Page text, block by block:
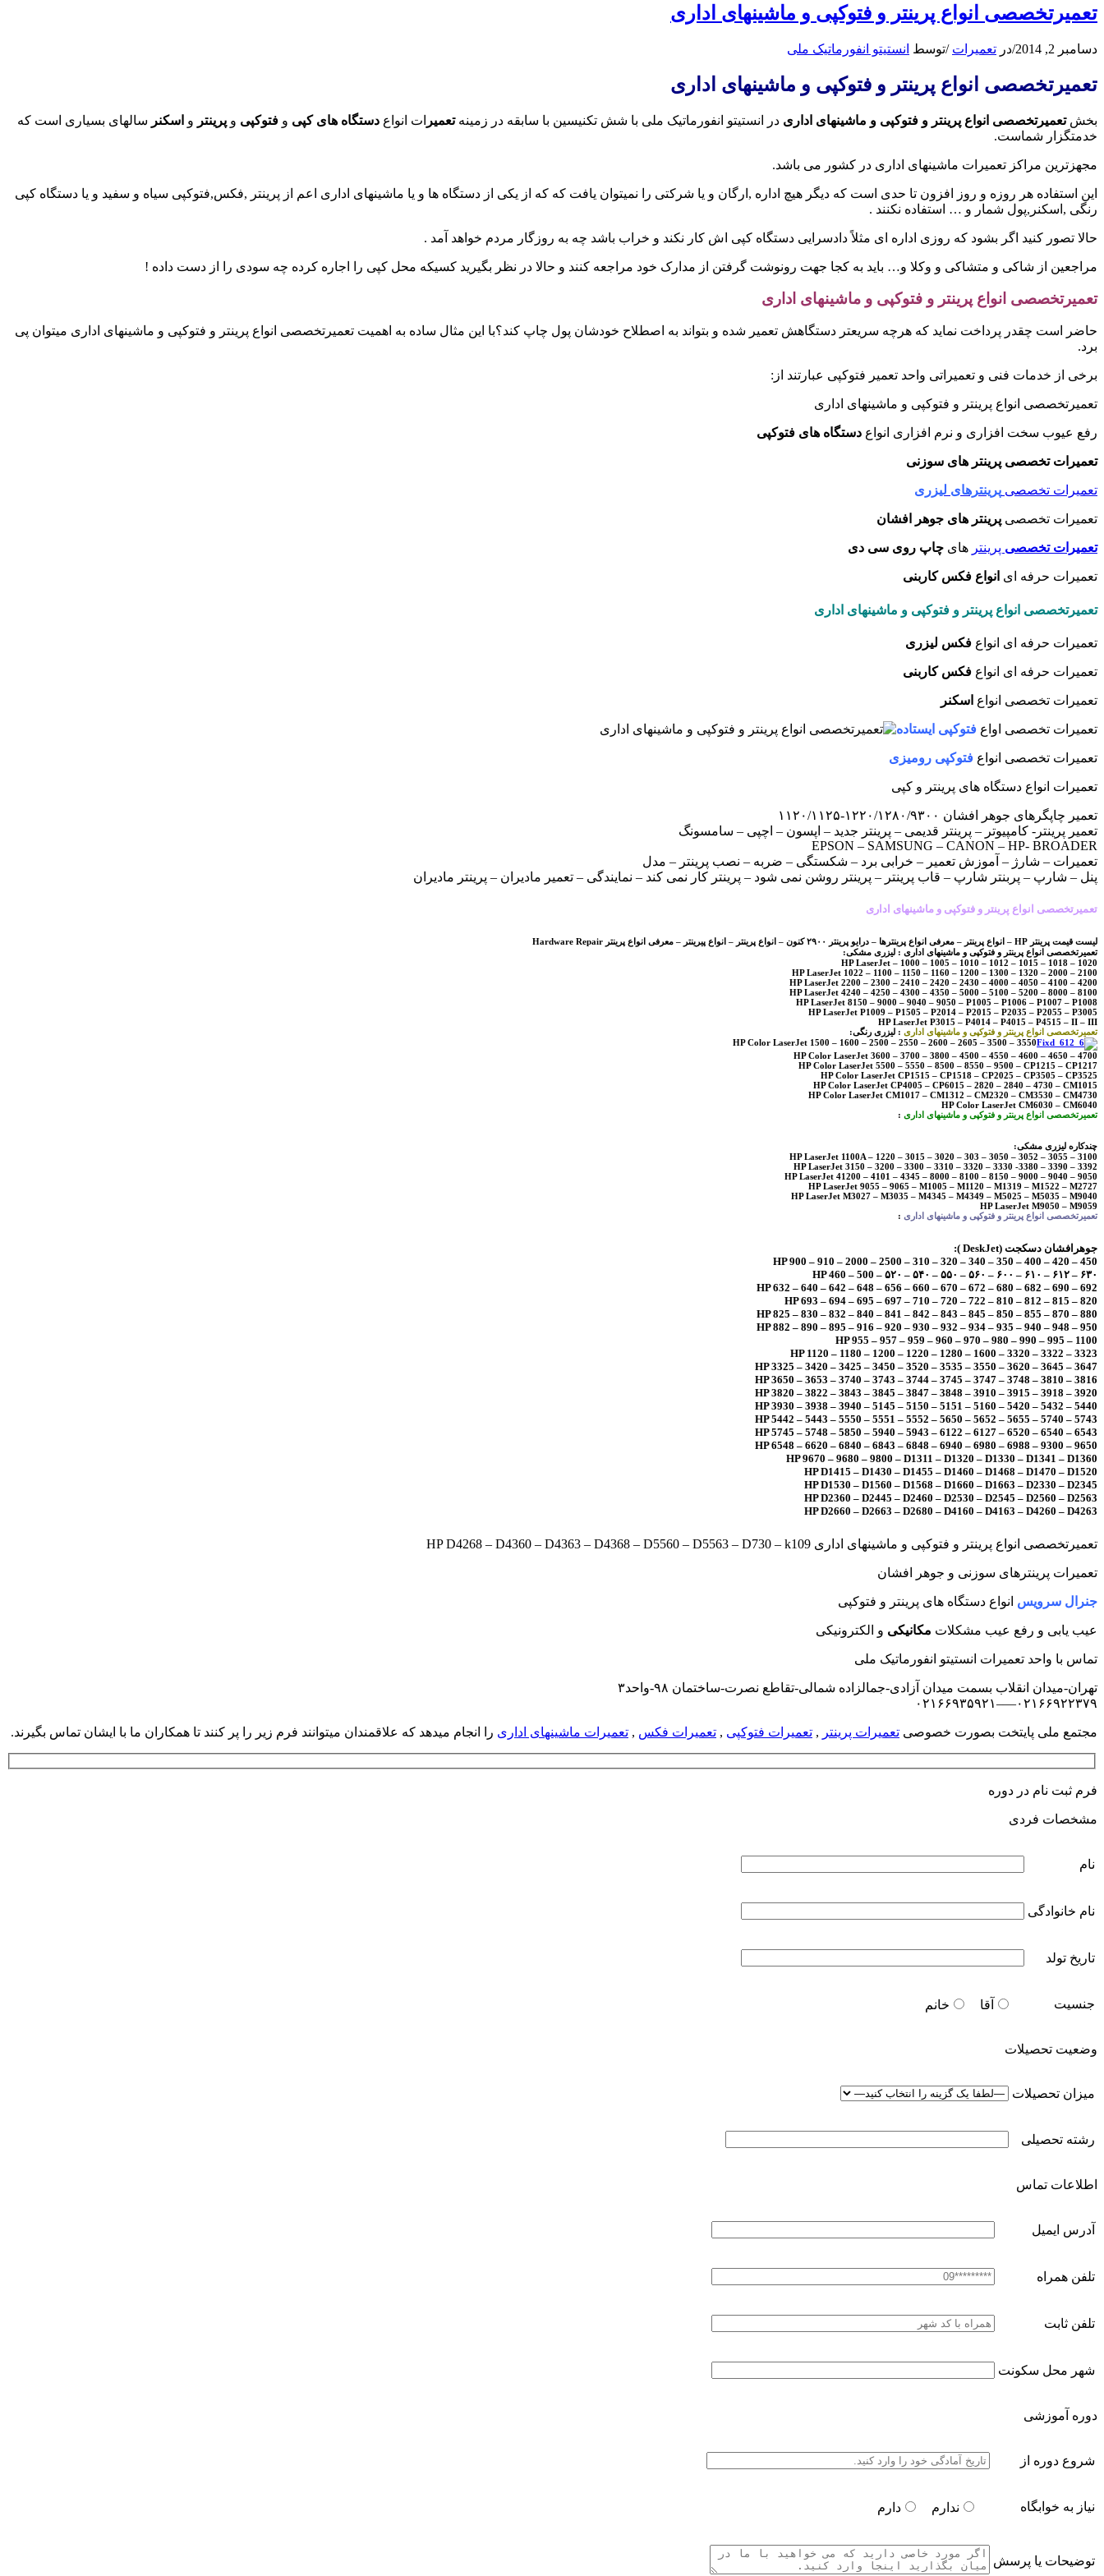
تعمیرتخصصی انواع پرینتر و فتوکپی و ماشینهای اداری
دسامبر 2, 2014 /در تعمیرات /توسط انستیتو انفورماتیک ملی
تعمیرتخصصی انواع پرینتر و فتوکپی و ماشینهای اداری
بخشتعمیرتخصصی انواع پرینتر و فتوکپی و ماشینهای اداری در انستیتو انفورماتیک ملی با شش تکنیسین با سابقه در زمینهتعمیر ات انواع دستگاه های کپی و فتوکپی و پرینتر و اسکنر سالهای بسیاری است که
خدمتگزار شماست.
مجهزترین مراکز تعمیرات ماشینهای اداری در کشور می باشد.
این استفاده هر روزه و روز افزون تا حدی است که دیگر هیچ اداره ,ارگان و یا شرکتی را نمیتوان یافت که که از یکی از دستگاه ها و یا ماشینهای اداری اعم از پرینتر ,فکس,فتوکپی سیاه و سفید و یا دستگاه کپی
رنگی ,اسکنر,پول شمار و … استفاده نکنند .
حالا تصور کنید اگر بشود که روزی اداره ای مثلاً دادسرایی دستگاه کپی اش کار نکند و خراب باشد چه به روزگار مردم خواهد آمد .
مراجعین از شاکی و متشاکی و وکلا و… باید به کجا جهت رونوشت گرفتن از مدارک خود مراجعه کنند و حالا در نظر بگیرید کسیکه محل کپی را اجاره کرده چه سودی را از دست داده !
تعمیرتخصصی انواع پرینتر و فتوکپی و ماشینهای اداری
حاضر است چقدر پرداخت نماید که هرچه سریعتر دستگاهش تعمیر شده و بتواند به اصطلاح خودشان پول چاپ کند؟با این مثال ساده به اهمیت تعمیرتخصصی انواع پرینتر و فتوکپی و ماشینهای اداری میتوان پی
برد.
برخی از خدمات فنی و تعمیراتی واحد تعمیر فتوکپی عبارتند از:
تعمیرتخصصی انواع پرینتر و فتوکپی و ماشینهای اداری
رفع عیوب سخت افزاری و نرم افزاری انواع دستگاه های فتوکپی
تعمیرات تخصصی پرینتر های سوزنی
تعمیرات تخصصی پرینترهای لیزری
تعمیرات تخصصی پرینتر های جوهر افشان
تعمیرات تخصصی پرینتر های چاپ روی سی دی
تعمیرات حرفه ای انواع فکس کاربنی
تعمیرتخصصی انواع پرینتر و فتوکپی و ماشینهای اداری
تعمیرات حرفه ای انواع فکس لیزری
تعمیرات حرفه ای انواع فکس کاربنی
تعمیرات تخصصی انواع اسکنر
تعمیرات تخصصی اواع فتوکپی ایستاده
تعمیرات تخصصی انواع فتوکپی رومیزی
تعمیرات انواع دستگاه های پرینتر و کپی
تعمیر چاپگرهای جوهر افشان ۱۲۲۰/۱۲۸۰/۹۳۰۰-۱۱۲۰/۱۱۲۵
تعمیر پرینتر- کامپیوتر – پرینتر قدیمی – پرینتر جدید – اپسون – اچپی – سامسونگ
EPSON – SAMSUNG – CANON – HP- BROADER
تعمیرات – شارژ – آموزش تعمیر – خرابی برد – شکستگی – ضربه – نصب پرینتر – مدل
پنل – شارپ – پربنتر شارپ – قاب پرینتر – پرینتر روشن نمی شود – پرینتر کار نمی کند – نمایندگی – تعمیر مادیران – پرینتر مادیران
تعمیرتخصصی انواع پرینتر و فتوکپی و ماشینهای اداری
لیست قیمت پرینتر HP – انواع پرینتر – معرفی انواع پرینترها – درایو پرینتر ۲۹۰۰ کنون – انواع پرینتر – انواع پیرینتر – معرفی انواع پرینتر Hardware Repair
تعمیرتخصصی انواع پرینتر و فتوکپی و ماشینهای اداری : لیزری مشکی:
HP LaserJet – 1000 – 1005 – 1010 – 1012 – 1015 – 1018 – 1020
HP LaserJet 1022 – 1100 – 1150 – 1160 – 1200 – 1300 – 1320 – 2000 – 2100
HP LaserJet 2200 – 2300 – 2410 – 2420 – 2430 – 4000 – 4050 – 4100 – 4200
HP LaserJet 4240 – 4250 – 4300 – 4350 – 5000 – 5100 – 5200 – 8000 – 8100
HP LaserJet 8150 – 9000 – 9040 – 9050 – P1005 – P1006 – P1007 – P1008
HP LaserJet P1009 – P1505 – P2014 – P2015 – P2035 – P2055 – P3005
HP LaserJet P3015 – P4014 – P4015 – P4515 – II – III
تعمیرتخصصی انواع پرینتر و فتوکپی و ماشینهای اداری : لیزری رنگی:
HP Color LaserJet 1500 – 1600 – 2500 – 2550 – 2600 – 2605 – 3500 – 3550
HP Color LaserJet 3600 – 3700 – 3800 – 4500 – 4550 – 4600 – 4650 – 4700
HP Color LaserJet 5500 – 5550 – 8500 – 8550 – 9500 – CP1215 – CP1217
HP Color LaserJet CP1515 – CP1518 – CP2025 – CP3505 – CP3525
HP Color LaserJet CP4005 – CP6015 – 2820 – 2840 – 4730 – CM1015
HP Color LaserJet CM1017 – CM1312 – CM2320 – CM3530 – CM4730
HP Color LaserJet CM6030 – CM6040
تعمیرتخصصی انواع پرینتر و فتوکپی و ماشینهای اداری :
چندکاره لیزری مشکی:
HP LaserJet 1100A – 1220 – 3015 – 3020 – 303 – 3050 – 3052 – 3055 – 3100
HP LaserJet 3150 – 3200 – 3300 – 3310 – 3320 – 3330 -3380 – 3390 – 3392
HP LaserJet 41200 – 4101 – 4345 – 8000 – 8100 – 8150 – 9000 – 9040 – 9050
HP LaserJet 9055 – 9065 – M1005 – M1120 – M1319 – M1522 – M2727
HP LaserJet M3027 – M3035 – M4345 – M4349 – M5025 – M5035 – M9040
HP LaserJet M9050 – M9059
تعمیرتخصصی انواع پرینتر و فتوکپی و ماشینهای اداری :
جوهرافشان دسکجت (DeskJet ):
HP 900 – 910 – 2000 – 2500 – 310 – 320 – 340 – 350 – 400 – 420 – 450
HP 460 – 500 – ۵۲۰ – ۵۴۰ – ۵۵۰ – ۵۶۰ – ۶۰۰ – ۶۱۰ – ۶۱۲ – ۶۳۰
HP 632 – 640 – 642 – 648 – 656 – 660 – 670 – 672 – 680 – 682 – 690 – 692
HP 693 – 694 – 695 – 697 – 710 – 720 – 722 – 810 – 812 – 815 – 820
HP 825 – 830 – 832 – 840 – 841 – 842 – 843 – 845 – 850 – 855 – 870 – 880
HP 882 – 890 – 895 – 916 – 920 – 930 – 932 – 934 – 935 – 940 – 948 – 950
HP 955 – 957 – 959 – 960 – 970 – 980 – 990 – 995 – 1100
HP 1120 – 1180 – 1200 – 1220 – 1280 – 1600 – 3320 – 3322 – 3323
HP 3325 – 3420 – 3425 – 3450 – 3520 – 3535 – 3550 – 3620 – 3645 – 3647
HP 3650 – 3653 – 3740 – 3743 – 3744 – 3745 – 3747 – 3748 – 3810 – 3816
HP 3820 – 3822 – 3843 – 3845 – 3847 – 3848 – 3910 – 3915 – 3918 – 3920
HP 3930 – 3938 – 3940 – 5145 – 5150 – 5151 – 5160 – 5420 – 5432 – 5440
HP 5442 – 5443 – 5550 – 5551 – 5552 – 5650 – 5652 – 5655 – 5740 – 5743
HP 5745 – 5748 – 5850 – 5940 – 5943 – 6122 – 6127 – 6520 – 6540 – 6543
HP 6548 – 6620 – 6840 – 6843 – 6848 – 6940 – 6980 – 6988 – 9300 – 9650
HP 9670 – 9680 – 9800 – D1311 – D1320 – D1330 – D1341 – D1360
HP D1415 – D1430 – D1455 – D1460 – D1468 – D1470 – D1520
HP D1530 – D1560 – D1568 – D1660 – D1663 – D2330 – D2345
HP D2360 – D2445 – D2460 – D2530 – D2545 – D2560 – D2563
HP D2660 – D2663 – D2680 – D4160 – D4163 – D4260 – D4263
تعمیرتخصصی انواع پرینتر و فتوکپی و ماشینهای اداری HP D4268 – D4360 – D4363 – D4368 – D5560 – D5563 – D730 – k109
تعمیرات پرینترهای سوزنی و جوهر افشان
جنرال سرویس انواع دستگاه های پرینتر و فتوکپی
عیب یابی و رفع عیب مشکلات مکانیکی و الکترونیکی
تماس با واحد تعمیرات انستیتو انفورماتیک ملی
تهران-میدان انقلاب بسمت میدان آزادی-جمالزاده شمالی-تقاطع نصرت-ساختمان ۹۸-واحد۳
۰۲۱۶۶۹۲۲۳۷۹—–۰۲۱۶۶۹۳۵۹۲۱
مجتمع ملی پایتخت بصورت خصوصی تعمیرات پرینتر , تعمیرات فتوکپی , تعمیرات فکس , تعمیرات ماشینهای اداری را انجام میدهد که علاقمندان میتوانند فرم زیر را پر کنند تا همکاران ما با ایشان تماس بگیرند.
فرم ثبت نام در دوره
مشخصات فردی
نام
نام خانوادگی
تاریخ تولد
جنسیت آقا خانم
وضعیت تحصیلات
میزان تحصیلات
رشته تحصیلی
اطلاعات تماس
آدرس ایمیل
تلفن همراه
تلفن ثابت
شهر محل سکونت
دوره آموزشی
شروع دوره از
نیاز به خوابگاه ندارم دارم
توضیحات یا پرسش